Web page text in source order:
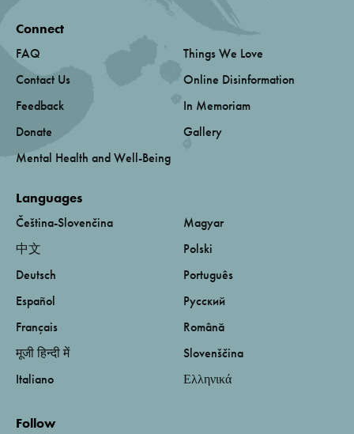
Connect
FAQ
Contact Us
Feedback
Donate
Mental Health and Well-Being
Things We Love
Online Disinformation
In Memoriam
Gallery
Languages
Čeština-Slovenčina
中文
Deutsch
Español
Français
मूजी हिन्दी में
Italiano
Magyar
Polski
Português
Русский
Română
Slovenščina
Ελληνικά
Follow